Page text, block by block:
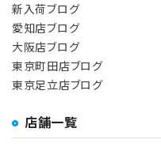
新入荷ブログ
愛知店ブログ
大阪店ブログ
東京町田店ブログ
東京足立店ブログ
店舗一覧